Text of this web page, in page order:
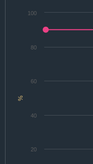
%
20
40
60
80
100